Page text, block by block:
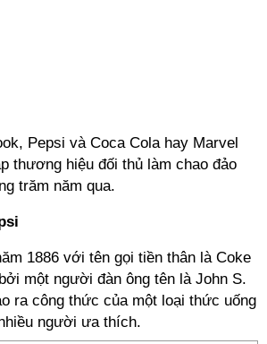
Pepsi và Coca Cola hay Marvel
thương hiệu đối thủ làm chao đảo
trăm năm qua.
1886 với tên gọi tiền thân là Coke
một người đàn ông tên là John S.
ra công thức của một loại thức uống
người ưa thích.